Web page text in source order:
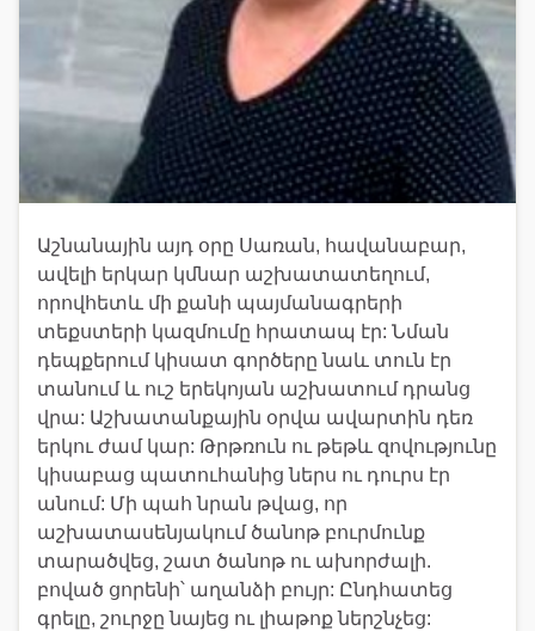
Աշնանային այդ օրը Սառան, հավանաբար,
ավելի երկար կմնար աշխատատեղում,
որովհետև մի քանի պայմանագրերի
տեքստերի կազմումը հրատապ էր: Նման
դեպքերում կիսատ գործերը նաև տուն էր
տանում և ուշ երեկոյան աշխատում դրանց
վրա: Աշխատանքային օրվա ավարտին դեռ
երկու ժամ կար: Թրթռուն ու թեթև զովությունը
կիսաբաց պատուհանից ներս ու դուրս էր
անում: Մի պահ նրան թվաց, որ
աշխատասենյակում ծանոթ բուրմունք
տարածվեց, շատ ծանոթ ու ախորժալի.
բոված ցորենի՝ աղանձի բույր: Ընդհատեց
գրելը, շուրջը նայեց ու լիաթոք ներշնչեց: